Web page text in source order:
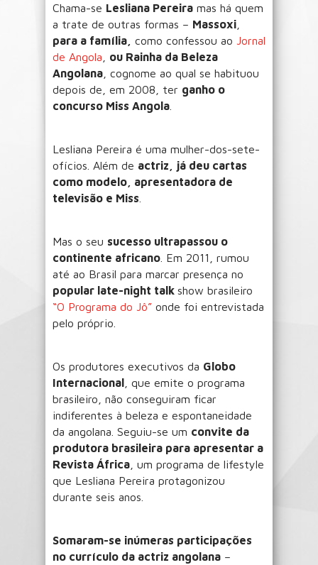
Chama-se Lesliana Pereira mas há quem
a trate de outras formas – Massoxi
para a família,
como confessou ao Jornal
de Angola
ou Rainha da Beleza
Angolana , cognome ao qual se habituou
depois de, em 2008, ter ganho o
concurso Miss Angola
Lesliana Pereira é uma mulher-dos-sete-
ofícios. Além de actriz, já deu cartas
como modelo, apresentadora de
televisão e Miss
Mas o seu sucesso ultrapassou o
continente africano . Em 2011, rumou
até ao Brasil para marcar presença no
popular late-night talk show brasileiro
“O Programa do Jô” onde foi entrevistada
pelo próprio.
Os produtores executivos da Globo
Internacional , que emite o programa
brasileiro, não conseguiram ficar
indiferentes à beleza e espontaneidade
da angolana. Seguiu-se um convite da
produtora brasileira para apresentar a
Revista África , um programa de lifestyle
que Lesliana Pereira protagonizou
durante seis anos.
Somaram-se inúmeras participações
no currículo da actriz angolana –